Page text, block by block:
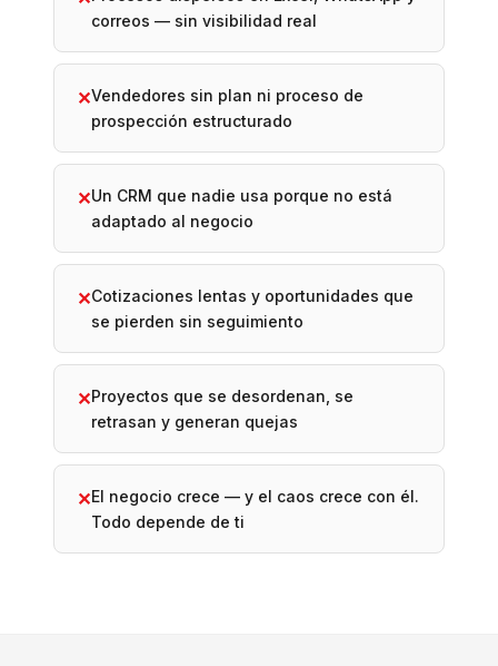
correos — sin visibilidad real
✕Vendedores sin plan ni proceso de
prospección estructurado
✕Un CRM que nadie usa porque no está
adaptado al negocio
✕Cotizaciones lentas y oportunidades que
se pierden sin seguimiento
✕Proyectos que se desordenan, se
retrasan y generan quejas
✕El negocio crece — y el caos crece con él.
Todo depende de ti